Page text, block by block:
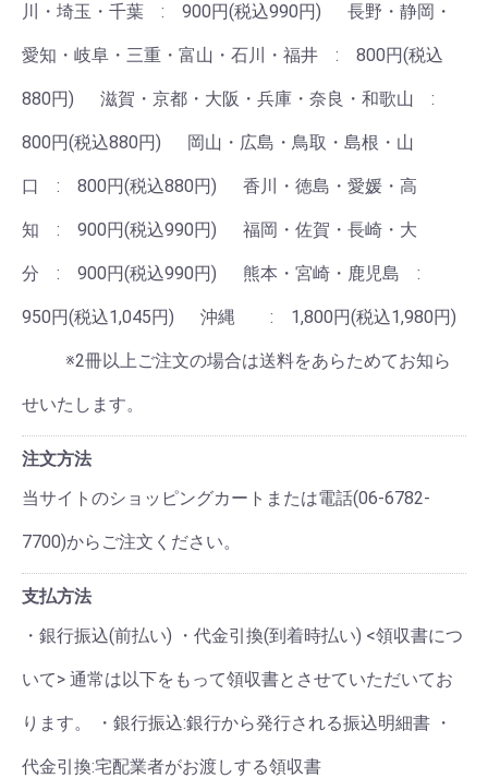
川・埼玉・千葉 : 900円(税込990円) 長野・静岡・
愛知・岐阜・三重・富山・石川・福井 : 800円(税込
880円) 滋賀・京都・大阪・兵庫・奈良・和歌山 :
800円(税込880円) 岡山・広島・鳥取・島根・山
口 : 800円(税込880円) 香川・徳島・愛媛・高
知 : 900円(税込990円) 福岡・佐賀・長崎・大
分 : 900円(税込990円) 熊本・宮崎・鹿児島 :
950円(税込1,045円) 沖縄 : 1,800円(税込1,980円)
※2冊以上ご注文の場合は送料をあらためてお知ら
せいたします。
注文方法
当サイトのショッピングカートまたは電話(06-6782-
7700)からご注文ください。
支払方法
・銀行振込(前払い) ・代金引換(到着時払い) <領収書につ
いて> 通常は以下をもって領収書とさせていただいてお
ります。 ・銀行振込:銀行から発行される振込明細書 ・
代金引換:宅配業者がお渡しする領収書